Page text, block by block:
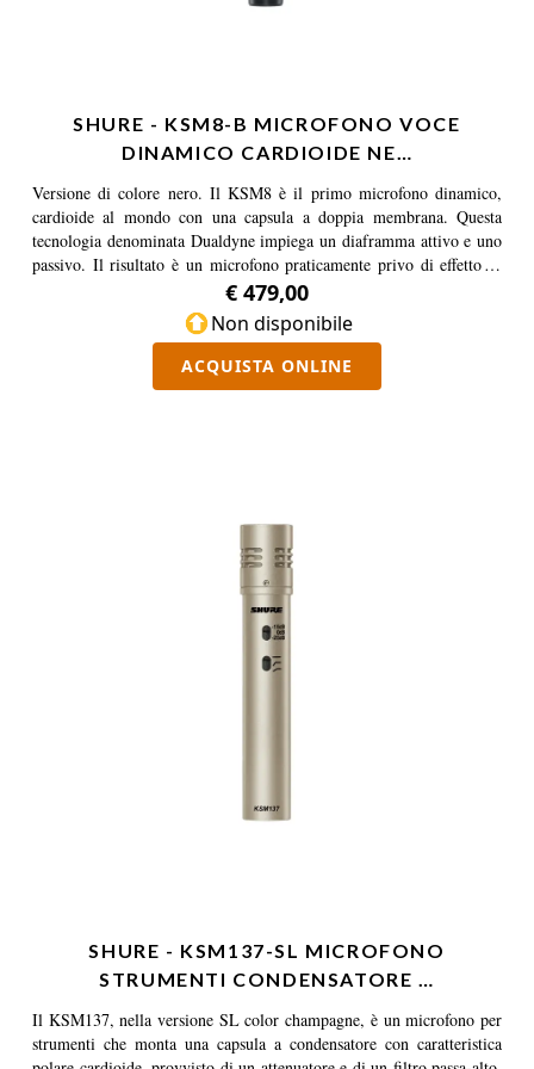
SHURE - KSM8-B MICROFONO VOCE
DINAMICO CARDIOIDE NE…
Versione di colore nero. Il KSM8 è il primo microfono dinamico,
cardioide al mondo con una capsula a doppia membrana. Questa
tecnologia denominata Dualdyne impiega un diaframma attivo e uno
passivo. Il risultato è un microfono praticamente privo di effetto di
prossimità, che offre un'estrema omogeneità nella ripresa per
garantire un'ottima risposta. È dotato di un magnete al neodimio che
consente un elevato livello di uscita, di un sistema per la
stabilizzazione delle oscillazioni del diaframma (DSS) e di una
griglia in acciaio temprato arricchita di carbonio per una maggiore
€ 479,00
Non disponibile
ACQUISTA ONLINE
SHURE - KSM137-SL MICROFONO
STRUMENTI CONDENSATORE …
Il KSM137, nella versione SL color champagne, è un microfono per
strumenti che monta una capsula a condensatore con caratteristica